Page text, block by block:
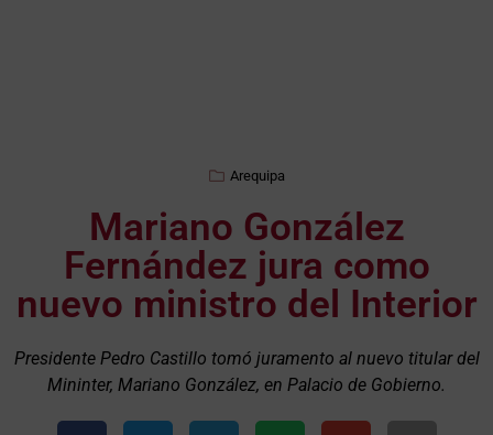
Arequipa
Mariano González
Fernández jura como
nuevo ministro del Interior
Presidente Pedro Castillo tomó juramento al nuevo titular del
Mininter, Mariano González, en Palacio de Gobierno.